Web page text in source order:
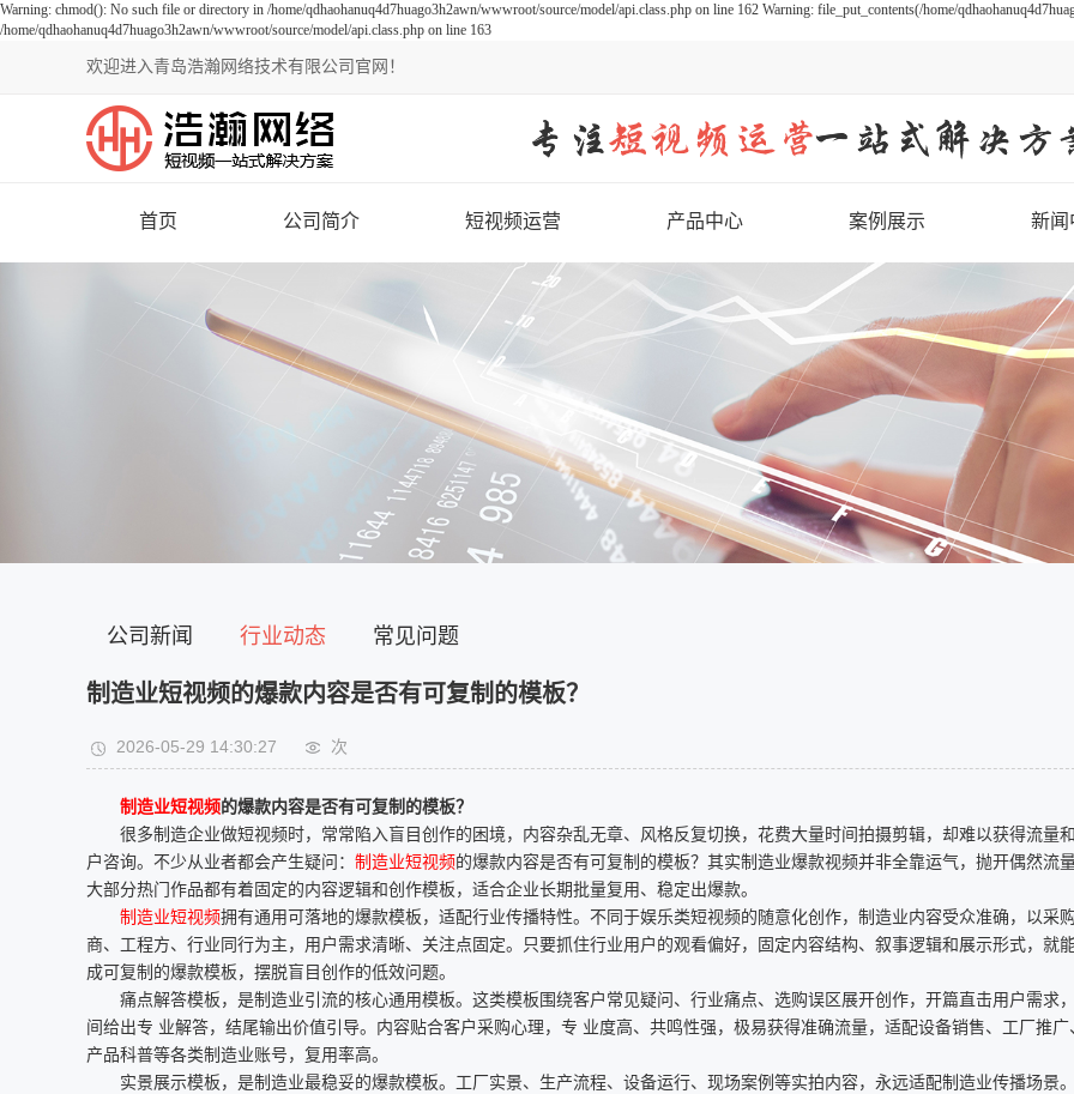
Warning: chmod(): No such file or directory in /home/qdhaohanuq4d7huago3h2awn/wwwroot/source/model/api.class.php on line 162 Warning: file_put_contents(/home/
/home/qdhaohanuq4d7huago3h2awn/wwwroot/source/model/api.class.php on line 163
欢迎进入青岛浩瀚网络技术有限公司官网！
首页 公司简介 短视频运营 产品中心 案例展示 新闻
公司新闻 行业动态 常见问题
制造业短视频的爆款内容是否有可复制的模板？
2026-05-29 14:30:27 次
制造业短视频的爆款内容是否有可复制的模板？
很多制造企业做短视频时，常常陷入盲目创作的困境，内容杂乱无章、风格反复切换，花费大量时间拍摄剪辑，却难以获得流量
户咨询。不少从业者都会产生疑问： 制造业短视频的爆款内容是否有可复制的模板？其实制造业爆款视频并非全靠运气，抛开偶然流
大部分热门作品都有着固定的内容逻辑和创作模板，适合企业长期批量复用、稳定出爆款。
制造业短视频拥有通用可落地的爆款模板，适配行业传播特性。不同于娱乐类短视频的随意化创作，制造业内容受众准确，以采
商、工程方、行业同行为主，用户需求清晰、关注点固定。只要抓住行业用户的观看偏好，固定内容结构、叙事逻辑和展示形式，就
成可复制的爆款模板，摆脱盲目创作的低效问题。
痛点解答模板，是制造业引流的核心通用模板。这类模板围绕客户常见疑问、行业痛点、选购误区展开创作，开篇直击用户需求
间给出专 业解答，结尾输出价值引导。内容贴合客户采购心理，专 业度高、共鸣性强，极易获得准确流量，适配设备销售、工厂推广
产品科普等各类制造业账号，复用率高。
实景展示模板，是制造业最稳妥的爆款模板。工厂实景、生产流程、设备运行、现场案例等实拍内容，永远适配制造业传播场景